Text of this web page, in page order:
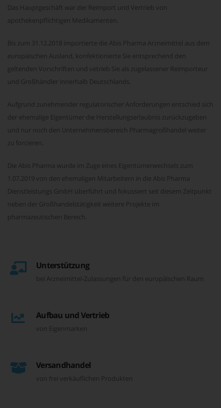
Das Hauptgeschäft war der Reimport und Vertrieb von
apothekenpflichtigen Medikamenten.
Bis zum 31.12.2018 importierte die Abis Pharma Arzneimittel aus dem
europäischen Ausland, konfektionierte Sie entsprechend den
geltenden Vorschriften und vetrieb Sie als zugelassener Reimporteur
und Großhändler innerhalb Deutschlands.
Aufgrund zunehmender regulatorischer Anforderungen entschied sich
der ehemalige Eigentümer die Herstellungserlaubnis zurückzugeben
und nur noch den Unternehmensbereich Pharmagroßhandel weiter
zu forcieren.
Die Abis Pharma wurde im Zuge eines Eigentümerwechsels zum
1.07.2019 von den ehemaligen Mitarbeitern in die Abis Pharma
Dienstleistungs GmbH überführt und fokussiert seit diesem Zeitpunkt
neben der Großhandelstätigkeit weitere Projekte im
pharmazeutischen Bereich.
Unterstützung
bei Arzneimittel-Zulassungen für den europäischen Raum
Aufbau und Vertrieb
von Eigenmarken
Versandhandel
von frei verkäuflichen Produkten